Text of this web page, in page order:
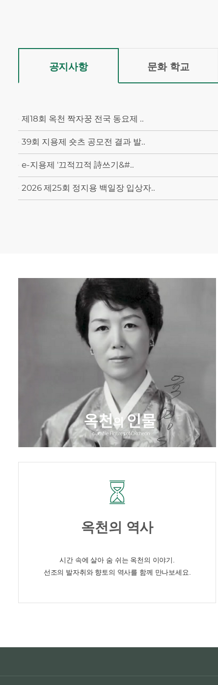
공지사항 문화 학교
제18회 옥천 짝자꿍 전국 동요제 ..
39회 지용제 숏츠 공모전 결과 발..
e-지용제 '끄적끄적 詩쓰기&#..
2026 제25회 정지용 백일장 입상자..
옥천의 역사
시간 속에 살아 숨 쉬는 옥천의 이야기.
선조의 발자취와 향토의 역사를 함께 만나보세요.